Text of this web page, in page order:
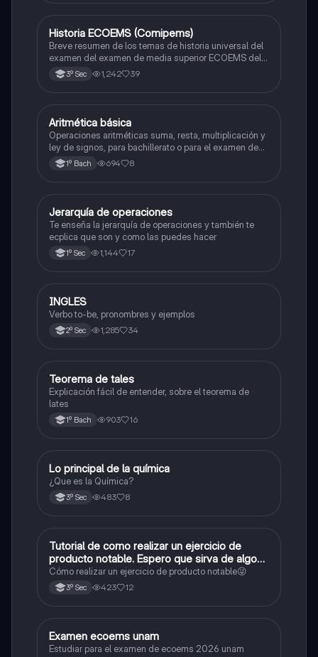
Historia
Historia ECOEMS (Comipems)
Breve resumen de los temas de historia universal del
examen del examen de media superior ECOEMS del
valle de México
3º Sec 1,242 39
Matemáticas
Aritmética básica
Operaciones aritméticas suma, resta, multiplicación y
ley de signos, para bachillerato o para el examen de
admisión a la universidad
1º Bach 694 8
Matemáticas
Jerarquía de operaciones
Te enseña la jerarquía de operaciones y también te
ecplica que son y como las puedes hacer
1º Sec 1,144 17
Inglés
INGLES
Verbo to-be, pronombres y ejemplos
2º Sec 1,285 34
Matemáticas
Teorema de tales
Explicación fácil de entender, sobre el teorema de
lates
1º Bach 903 16
Química
Lo principal de la química
¿Que es la Química?
3º Sec 483 8
Matemáticas
Tutorial de como realizar un ejercicio de
producto notable. Espero que sirva de algo💕
😜
Cómo realizar un ejercicio de producto notable😜
3º Sec 423 12
Español
Examen ecoems unam
Estudiar para el examen de ecoems 2026 unam